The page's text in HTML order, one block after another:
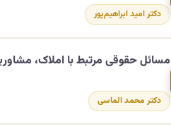
دکتر امید ابراهیم‌پور
مسائل حقوقی مرتبط با املاک،
دکتر محمد الماسی